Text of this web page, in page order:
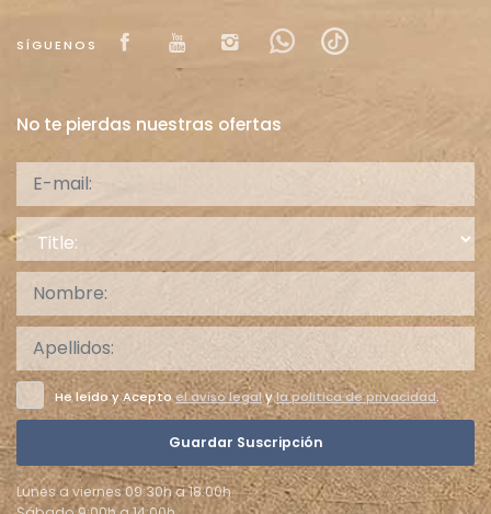
SÍGUENOS Visit our Facebook page
Visit our youtube page
Visit our isntagram page
Visit ourVisit our tiktok
No te pierdas nuestras ofertas
He leído y Aceptoel aviso legalyla politica de privacidad.
Guardar Suscripción
Lunes a viernes 09:30h a 18:00h